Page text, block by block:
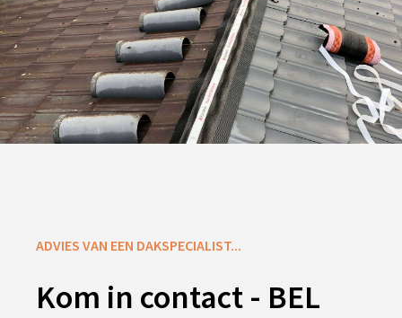
ADVIES VAN EEN DAKSPECIALIST...
Kom in contact - BEL